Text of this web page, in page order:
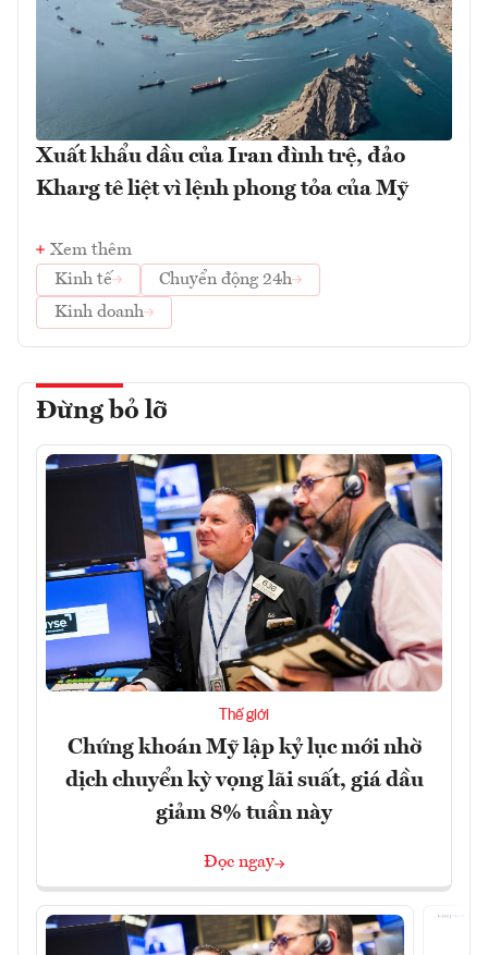
Xuất khẩu dầu của Iran đình trệ, đảo
Kharg tê liệt vì lệnh phong tỏa của Mỹ
Xem thêm
Kinh tế
Chuyển động 24h
Kinh doanh
Đừng bỏ lỡ
Thế giới
Chứng khoán Mỹ lập kỷ lục mới nhờ
dịch chuyển kỳ vọng lãi suất, giá dầu
giảm 8% tuần này
Đọc ngay